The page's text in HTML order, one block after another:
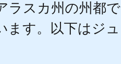
ラスカ州の州都
ます。以下はジ